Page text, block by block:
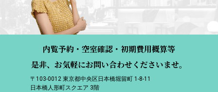
内覧予約・空室確認・初期費用概算等
是非、お気軽にお問い合わせくださいませ。
〒103-0012 東京都中央区日本橋堀留町 1-8-11
日本橋人形町スクエア 3階